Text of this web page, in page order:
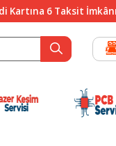
Kartına 6 Taksit İmkânı